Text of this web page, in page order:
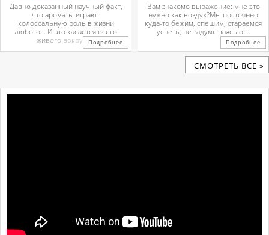
Давно доказанный научный факт,
что ароматы играют
колоссальную роль в жизни
любого… И это касается всего
живого вокруг. ...Подробнее
Вам знакомо выражение: мне это
нужно как воздух?Мы постоянно
куда-то бежим, спешим, стараемся
успеть, не задумываясь о ...
Подробнее
CМОТРЕТЬ ВСЕ »